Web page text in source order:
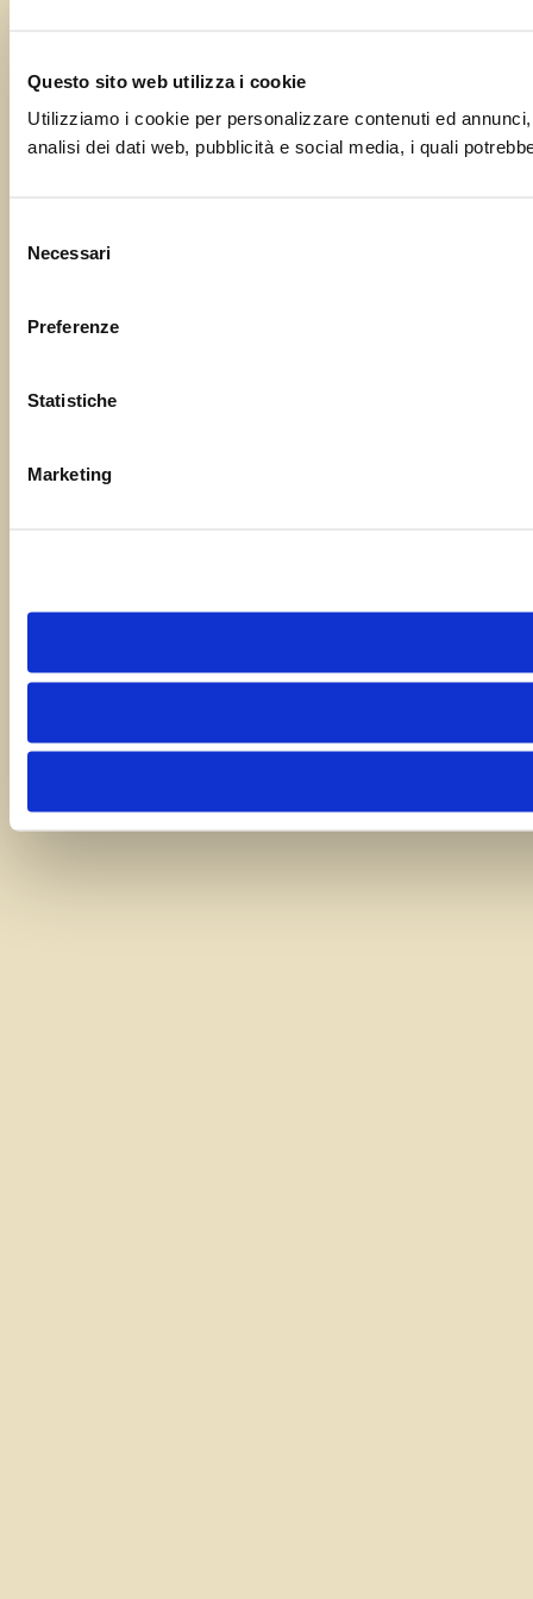
Questo sito web utilizza i cookie
Utilizziamo i cookie per personalizzare contenuti ed
analisi dei dati web, pubblicità e social media, i quali
delNecessari
Preferenze
Statistiche
Marketing